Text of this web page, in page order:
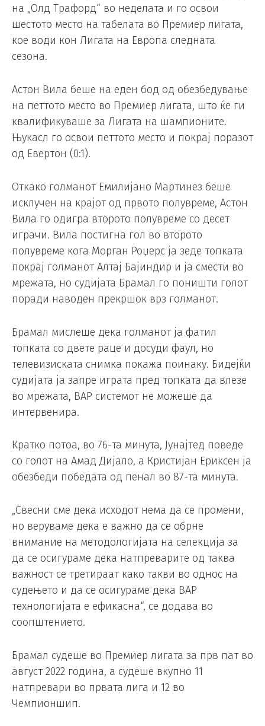
на „Олд Трафорд“ во неделата и го освои
шестото место на табелата во Премиер лигата,
кое води кон Лигата на Европа следната
сезона.
Астон Вила беше на еден бод од обезбедување
на петтото место во Премиер лигата, што ќе ги
квалификуваше за Лигата на шампионите.
Њукасл го освои петтото место и покрај поразот
од Евертон (0:1).
Откако голманот Емилијано Мартинез беше
исклучен на крајот од првото полувреме, Астон
Вила го одигра второто полувреме со десет
играчи. Вила постигна гол во второто
полувреме кога Морган Роџерс ја зеде топката
покрај голманот Алтај Бајиндир и ја смести во
мрежата, но судијата Брамал го поништи голот
поради наводен прекршок врз голманот.
Брамал мислеше дека голманот ја фатил
топката со двете раце и досуди фаул, но
телевизиската снимка покажа поинаку. Бидејќи
судијата ја запре играта пред топката да влезе
во мрежата, ВАР системот не можеше да
интервенира.
Кратко потоа, во 76-та минута, Јунајтед поведе
со голот на Амад Дијало, а Кристијан Ериксен ја
обезбеди победата од пенал во 87-та минута.
„Свесни сме дека исходот нема да се промени,
но веруваме дека е важно да се обрне
внимание на методологијата на селекција за
да се осигураме дека натпреварите од таква
важност се третираат како такви во однос на
судењето и да се осигураме дека ВАР
технологијата е ефикасна“, се додава во
соопштението.
Брамал судеше во Премиер лигата за прв пат во
август 2022 година, а судеше вкупно 11
натпревари во првата лига и 12 во
Чемпионшип.